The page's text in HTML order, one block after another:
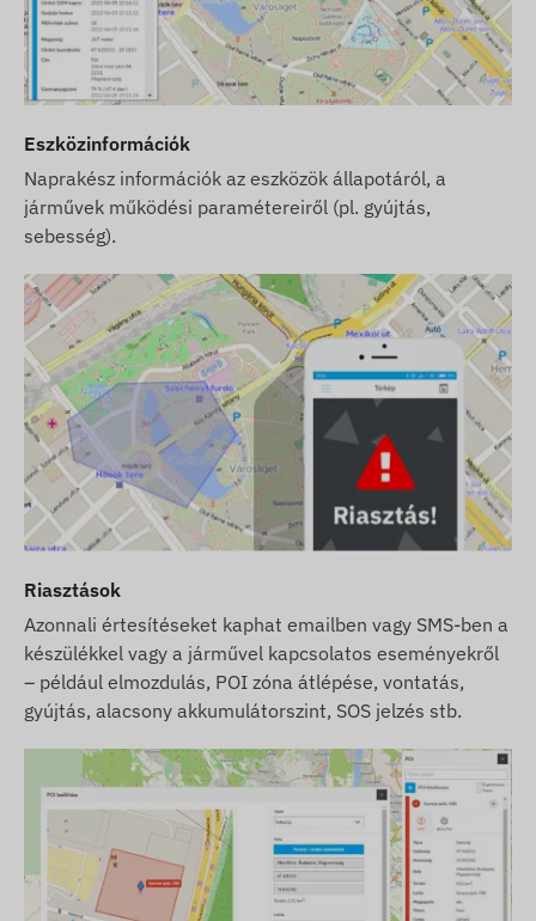
Eszközinformációk
Naprakész információk az eszközök állapotáról, a
járművek működési paramétereiről (pl. gyújtás,
sebesség).
Riasztások
Azonnali értesítéseket kaphat emailben vagy SMS-ben a
készülékkel vagy a járművel kapcsolatos eseményekről
– például elmozdulás, POI zóna átlépése, vontatás,
gyújtás, alacsony akkumulátorszint, SOS jelzés stb.